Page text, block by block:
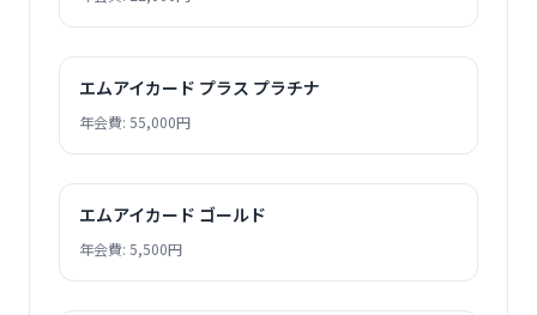
エムアイカード プラス プラチナ
年会費: 55,000円
エムアイカード ゴールド
年会費: 5,500円